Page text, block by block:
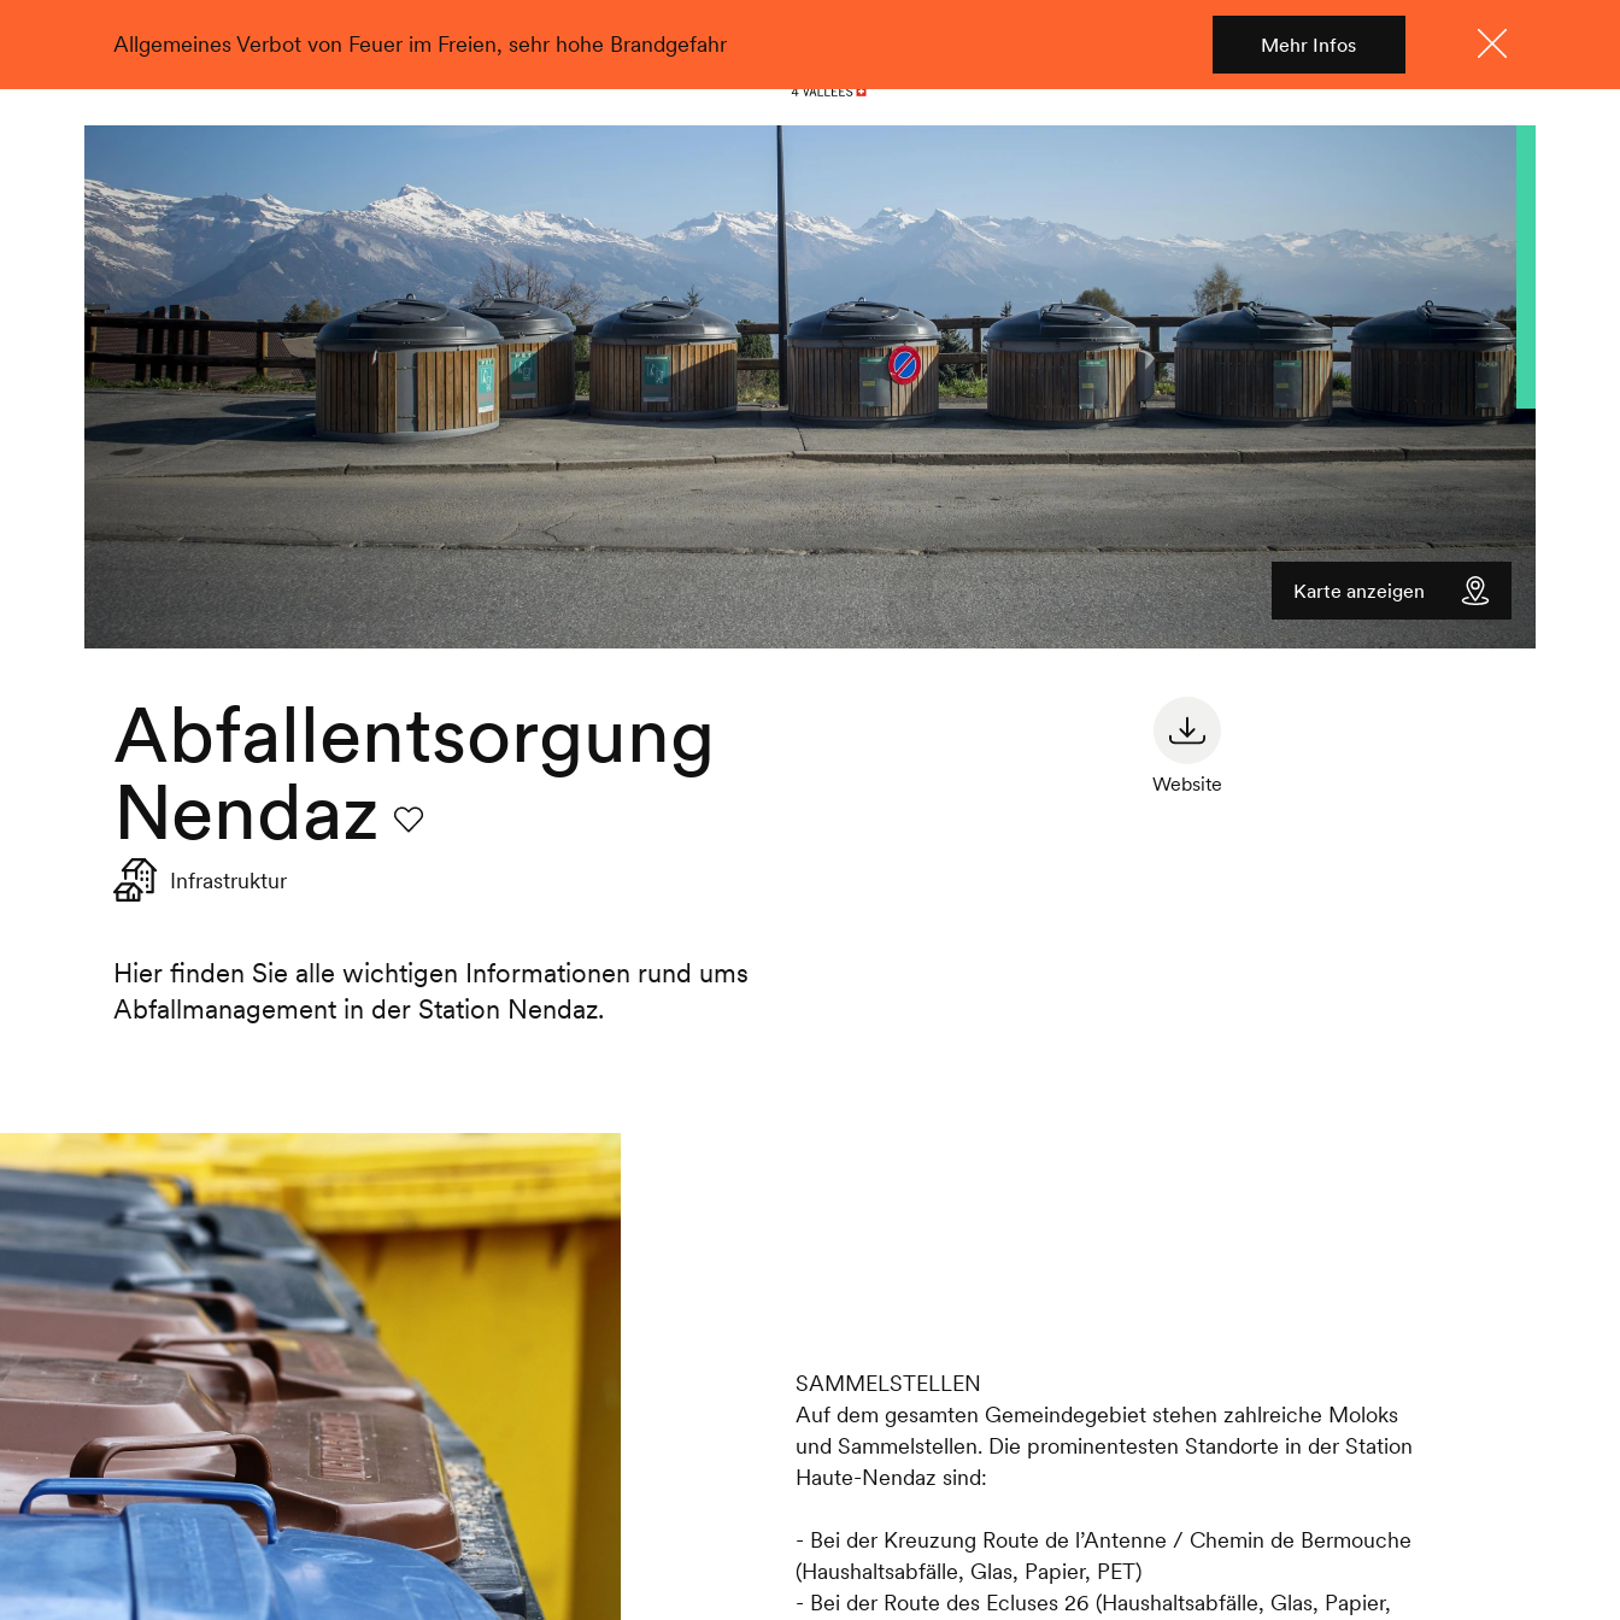
Allgemeines Verbot von Feuer im Freien, sehr hohe Brandgefahr Mehr Infos
Nendaz
Menü
Shop
Live
Karte anzeigen
Abfallentsorgung
Nendaz
Infrastruktur
Hier finden Sie alle wichtigen Informationen rund ums
Abfallmanagement in der Station Nendaz.
Website
SAMMELSTELLEN
Auf dem gesamten Gemeindegebiet stehen zahlreiche Moloks
und Sammelstellen. Die prominentesten Standorte in der Station
Haute-Nendaz sind:
- Bei der Kreuzung Route de l’Antenne / Chemin de Bermouche
(Haushaltsabfälle, Glas, Papier, PET)
- Bei der Route des Ecluses 26 (Haushaltsabfälle, Glas, Papier,